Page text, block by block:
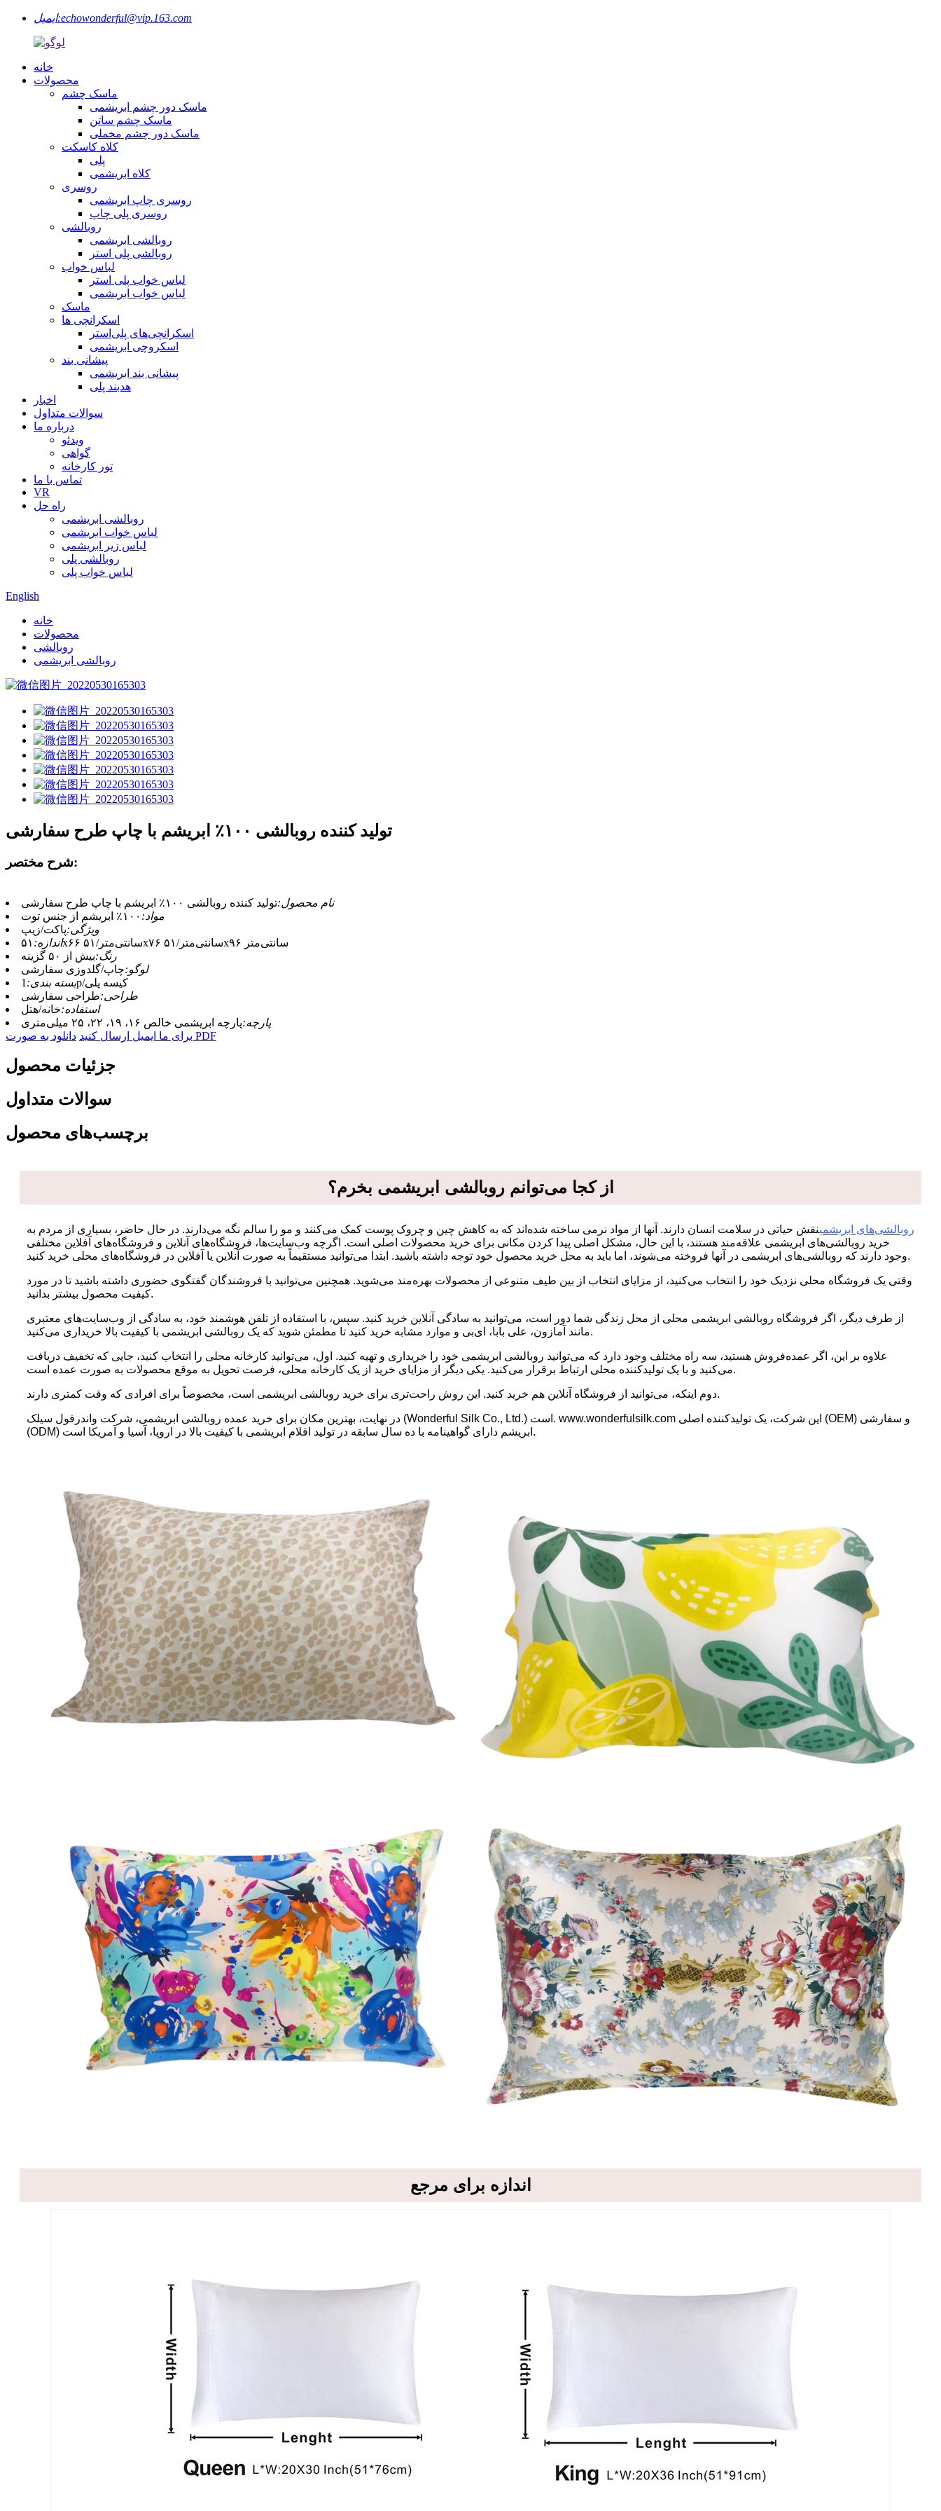
ایمیل:echowonderful@vip.163.com
خانه
محصولات
ماسک چشم
ماسک دور چشم ابریشمی
ماسک چشم ساتن
ماسک دور چشم مخملی
کلاه کاسکت
پلی
کلاه ابریشمی
روسری
روسری چاپ ابریشمی
روسری پلی چاپ
روبالشی
روبالشی ابریشمی
روبالشی پلی استر
لباس خواب
لباس خواب پلی استر
لباس خواب ابریشمی
ماسک
اسکرانچی ها
اسکرانچی‌های پلی‌استر
اسکروچی ابریشمی
پیشانی بند
پیشانی بند ابریشمی
هدبند پلی
اخبار
سوالات متداول
درباره ما
ویدئو
گواهی
تور کارخانه
تماس با ما
VR
راه حل
روبالشی ابریشمی
لباس خواب ابریشمی
لباس زیر ابریشمی
روبالشی پلی
لباس خواب پلی
English
خانه
محصولات
روبالشی
روبالشی ابریشمی
تولید کننده روبالشی ۱۰۰٪ ابریشم با چاپ طرح سفارشی
شرح مختصر:
نام محصول:تولید کننده روبالشی ۱۰۰٪ ابریشم با چاپ طرح سفارشی
مواد: ۱۰۰٪ ابریشم از جنس توت
ویژگی:پاکت/زیپ
اندازه:
۵۱x۶۶ سانتی‌متر/۵۱x۷۶ سانتی‌متر/۵۱x۹۶ سانتی‌متر
رنگ:بیش از ۵۰ گزینه
لوگو:چاپ/گلدوزی سفارشی
بسته بندی:
1p/کیسه پلی
طراحی:طراحی سفارشی
استفاده:خانه/هتل
پارچه:پارچه ابریشمی خالص ۱۶، ۱۹، ۲۲، ۲۵ میلی‌متری
برای ما ایمیل ارسال کنید دانلود به صورت PDF
جزئیات محصول
سوالات متداول
برچسب‌های محصول
از کجا می‌توانم روبالشی ابریشمی بخرم؟
روبالشی‌های ابریشمینقش حیاتی در سلامت انسان دارند. آنها از مواد نرمی ساخته شده‌اند که به کاهش چین و چروک پوست کمک می‌کنند و مو را سالم نگه می‌دارند. در حال حاضر، بسیاری از مردم به
خرید روبالشی‌های ابریشمی علاقه‌مند هستند، با این حال، مشکل اصلی پیدا کردن مکانی برای خرید محصولات اصلی است. اگرچه وب‌سایت‌ها، فروشگاه‌های آنلاین و فروشگاه‌های آفلاین مختلفی
وجود دارند که روبالشی‌های ابریشمی در آنها فروخته می‌شوند، اما باید به محل خرید محصول خود توجه داشته باشید. ابتدا می‌توانید مستقیماً به صورت آنلاین یا آفلاین در فروشگاه‌های محلی خرید کنید.
وقتی یک فروشگاه محلی نزدیک خود را انتخاب می‌کنید، از مزایای انتخاب از بین طیف متنوعی از محصولات بهره‌مند می‌شوید. همچنین می‌توانید با فروشندگان گفتگوی حضوری داشته باشید تا در مورد
کیفیت محصول بیشتر بدانید.
از طرف دیگر، اگر فروشگاه روبالشی ابریشمی محلی از محل زندگی شما دور است، می‌توانید به سادگی آنلاین خرید کنید. سپس، با استفاده از تلفن هوشمند خود، به سادگی از وب‌سایت‌های معتبری
مانند آمازون، علی بابا، ای‌بی و موارد مشابه خرید کنید تا مطمئن شوید که یک روبالشی ابریشمی با کیفیت بالا خریداری می‌کنید.
علاوه بر این، اگر عمده‌فروش هستید، سه راه مختلف وجود دارد که می‌توانید روبالشی ابریشمی خود را خریداری و تهیه کنید. اول، می‌توانید کارخانه محلی را انتخاب کنید، جایی که تخفیف دریافت
می‌کنید و با یک تولیدکننده محلی ارتباط برقرار می‌کنید. یکی دیگر از مزایای خرید از یک کارخانه محلی، فرصت تحویل به موقع محصولات به صورت عمده است.
دوم اینکه، می‌توانید از فروشگاه آنلاین هم خرید کنید. این روش راحت‌تری برای خرید روبالشی ابریشمی است، مخصوصاً برای افرادی که وقت کمتری دارند.
در نهایت، بهترین مکان برای خرید عمده روبالشی ابریشمی، شرکت واندرفول سیلک (Wonderful Silk Co., Ltd.) است. www.wonderfulsilk.com این شرکت، یک تولیدکننده اصلی (OEM) و سفارشی
(ODM) ابریشم دارای گواهینامه با ده سال سابقه در تولید اقلام ابریشمی با کیفیت بالا در اروپا، آسیا و آمریکا است.
اندازه برای مرجع